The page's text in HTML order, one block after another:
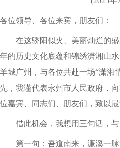
各位领导、各位来宾，朋友们：
在这骄阳似火、美丽灿烂的
年的历史文化底蕴和锦绣潇湘山
羊城广州，与各位共赴一场“潇湘
先，我谨代表永州市人民政府，
位嘉宾、同志们、朋友们，致以
借此机会，我想用三句话，
第一句：吾道南来，濂溪一